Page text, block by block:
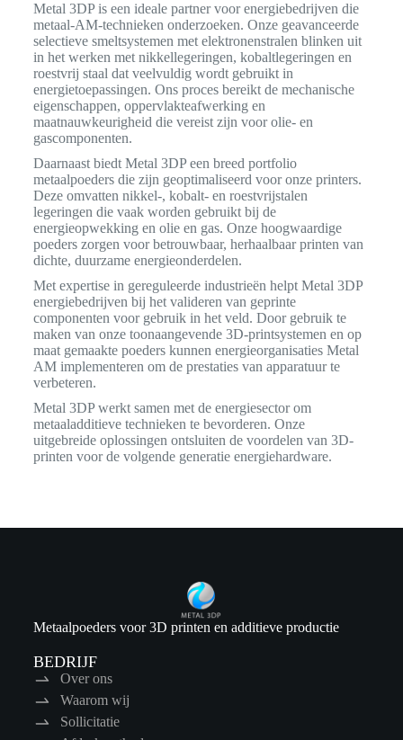
Metal 3DP is een ideale partner voor energiebedrijven die
metaal-AM-technieken onderzoeken. Onze geavanceerde
selectieve smeltsystemen met elektronenstralen blinken uit
in het werken met nikkellegeringen, kobaltlegeringen en
roestvrij staal dat veelvuldig wordt gebruikt in
energietoepassingen. Ons proces bereikt de mechanische
eigenschappen, oppervlakteafwerking en
maatnauwkeurigheid die vereist zijn voor olie- en
gascomponenten.
Daarnaast biedt Metal 3DP een breed portfolio
metaalpoeders die zijn geoptimaliseerd voor onze printers.
Deze omvatten nikkel-, kobalt- en roestvrijstalen
legeringen die vaak worden gebruikt bij de
energieopwekking en olie en gas. Onze hoogwaardige
poeders zorgen voor betrouwbaar, herhaalbaar printen van
dichte, duurzame energieonderdelen.
Met expertise in gereguleerde industrieën helpt Metal 3DP
energiebedrijven bij het valideren van geprinte
componenten voor gebruik in het veld. Door gebruik te
maken van onze toonaangevende 3D-printsystemen en op
maat gemaakte poeders kunnen energieorganisaties Metal
AM implementeren om de prestaties van apparatuur te
verbeteren.
Metal 3DP werkt samen met de energiesector om
metaaladditieve technieken te bevorderen. Onze
uitgebreide oplossingen ontsluiten de voordelen van 3D-
printen voor de volgende generatie energiehardware.
Metaalpoeders voor 3D printen en additieve productie
BEDRIJF
Over ons
Waarom wij
Sollicitatie